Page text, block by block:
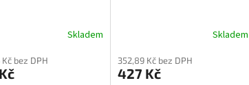
Skladem
bez DPH
Skladem
352,89 Kč bez DPH
427 Kč